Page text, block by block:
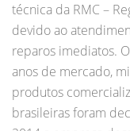
técnica da RMC –
devido ao
reparos imediatos.
anos de mercado,
produtos
brasileiras foram